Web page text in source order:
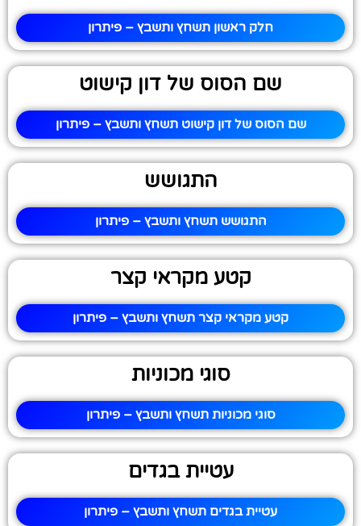
חלק ראשון תשחץ ותשבץ – פיתרון
שם הסוס של דון קישוט
שם הסוס של דון קישוט תשחץ ותשבץ – פיתרון
התגושש
התגושש תשחץ ותשבץ – פיתרון
קטע מקראי קצר
קטע מקראי קצר תשחץ ותשבץ – פיתרון
סוגי מכוניות
סוגי מכוניות תשחץ ותשבץ – פיתרון
עטיית בגדים
עטיית בגדים תשחץ ותשבץ – פיתרון